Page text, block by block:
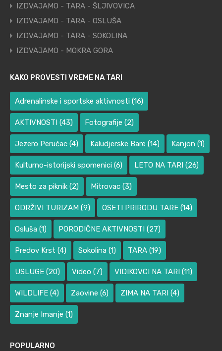
IZDVAJAMO - TARA - ŠLJIVOVICA
IZDVAJAMO - TARA - OSLUŠA
IZDVAJAMO - TARA - SOKOLINA
IZDVAJAMO - MOKRA GORA
KAKO PROVESTI VREME NA TARI
Adrenalinske i sportske aktivnosti (16)
AKTIVNOSTI (43) Fotografije (2)
Jezero Perućac (4) Kaludjerske Bare (14) Kanjon (1)
Kulturno-istorijski spomenici (6) LETO NA TARI (26)
Mesto za piknik (2) Mitrovac (3)
ODRŽIVI TURIZAM (9) OSETI PRIRODU TARE (14)
Osluša (1) PORODIČNE AKTIVNOSTI (27)
Predov Krst (4) Sokolina (1) TARA (19)
USLUGE (20) Video (7) VIDIKOVCI NA TARI (11)
WILDLIFE (4) Zaovine (6) ZIMA NA TARI (4)
Znanje Imanje (1)
POPULARNO